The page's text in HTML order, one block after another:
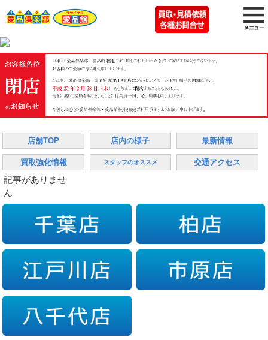
店舗TOP 店内の様子 最新情報
買取強化情報 スタッフのオススメ 交通アクセス
記事がありませ
ん